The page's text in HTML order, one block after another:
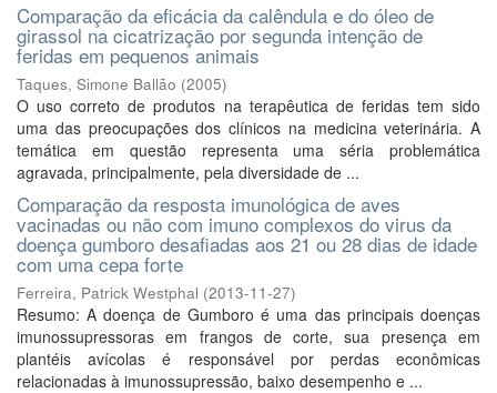
Comparação da eficácia da calêndula e do óleo de
girassol na cicatrização por segunda intenção de
feridas em pequenos animais
Taques, Simone Ballão (2005)
O uso correto de produtos na terapêutica de feridas tem sido
uma das preocupações dos clínicos na medicina veterinária. A
temática em questão representa uma séria problemática
agravada, principalmente, pela diversidade de ...
Comparação da resposta imunológica de aves
vacinadas ou não com imuno complexos do virus da
doença gumboro desafiadas aos 21 ou 28 dias de idade
com uma cepa forte
Ferreira, Patrick Westphal (2013-11-27)
Resumo: A doença de Gumboro é uma das principais doenças
imunossupressoras em frangos de corte, sua presença em
plantéis avícolas é responsável por perdas econômicas
relacionadas à imunossupressão, baixo desempenho e ...